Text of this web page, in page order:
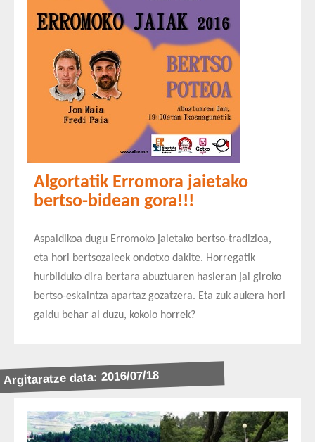
Algortatik Erromora jaietako
bertso-bidean gora!!!
Aspaldikoa dugu Erromoko jaietako bertso-tradizioa,
eta hori bertsozaleek ondotxo dakite. Horregatik
hurbilduko dira bertara abuztuaren hasieran jai giroko
bertso-eskaintza apartaz gozatzera. Eta zuk aukera hori
galdu behar al duzu, kokolo horrek?
Argitaratze data: 2016/07/18